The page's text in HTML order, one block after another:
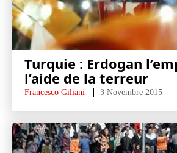
Turquie : Erdogan
l’aide de la terreur
Francesco Giliani 3 Novembre 2015